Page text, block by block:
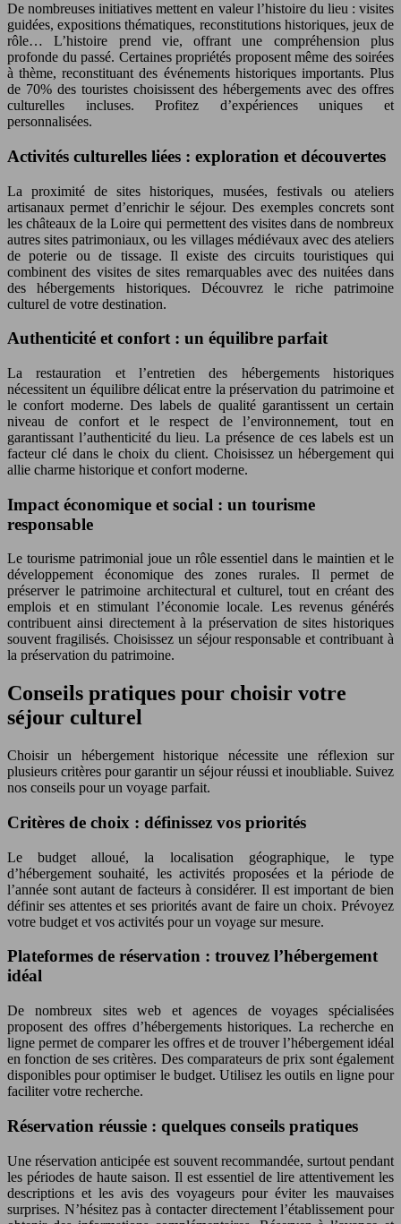
De nombreuses initiatives mettent en valeur l’histoire du lieu : visites
guidées, expositions thématiques, reconstitutions historiques, jeux de
rôle… L’histoire prend vie, offrant une compréhension plus
profonde du passé. Certaines propriétés proposent même des soirées
à thème, reconstituant des événements historiques importants. Plus
de 70% des touristes choisissent des hébergements avec des offres
culturelles incluses. Profitez d’expériences uniques et
personnalisées.
Activités culturelles liées : exploration et découvertes
La proximité de sites historiques, musées, festivals ou ateliers
artisanaux permet d’enrichir le séjour. Des exemples concrets sont
les châteaux de la Loire qui permettent des visites dans de nombreux
autres sites patrimoniaux, ou les villages médiévaux avec des ateliers
de poterie ou de tissage. Il existe des circuits touristiques qui
combinent des visites de sites remarquables avec des nuitées dans
des hébergements historiques. Découvrez le riche patrimoine
culturel de votre destination.
Authenticité et confort : un équilibre parfait
La restauration et l’entretien des hébergements historiques
nécessitent un équilibre délicat entre la préservation du patrimoine et
le confort moderne. Des labels de qualité garantissent un certain
niveau de confort et le respect de l’environnement, tout en
garantissant l’authenticité du lieu. La présence de ces labels est un
facteur clé dans le choix du client. Choisissez un hébergement qui
allie charme historique et confort moderne.
Impact économique et social : un tourisme
responsable
Le tourisme patrimonial joue un rôle essentiel dans le maintien et le
développement économique des zones rurales. Il permet de
préserver le patrimoine architectural et culturel, tout en créant des
emplois et en stimulant l’économie locale. Les revenus générés
contribuent ainsi directement à la préservation de sites historiques
souvent fragilisés. Choisissez un séjour responsable et contribuant à
la préservation du patrimoine.
Conseils pratiques pour choisir votre
séjour culturel
Choisir un hébergement historique nécessite une réflexion sur
plusieurs critères pour garantir un séjour réussi et inoubliable. Suivez
nos conseils pour un voyage parfait.
Critères de choix : définissez vos priorités
Le budget alloué, la localisation géographique, le type
d’hébergement souhaité, les activités proposées et la période de
l’année sont autant de facteurs à considérer. Il est important de bien
définir ses attentes et ses priorités avant de faire un choix. Prévoyez
votre budget et vos activités pour un voyage sur mesure.
Plateformes de réservation : trouvez l’hébergement
idéal
De nombreux sites web et agences de voyages spécialisées
proposent des offres d’hébergements historiques. La recherche en
ligne permet de comparer les offres et de trouver l’hébergement idéal
en fonction de ses critères. Des comparateurs de prix sont également
disponibles pour optimiser le budget. Utilisez les outils en ligne pour
faciliter votre recherche.
Réservation réussie : quelques conseils pratiques
Une réservation anticipée est souvent recommandée, surtout pendant
les périodes de haute saison. Il est essentiel de lire attentivement les
descriptions et les avis des voyageurs pour éviter les mauvaises
surprises. N’hésitez pas à contacter directement l’établissement pour